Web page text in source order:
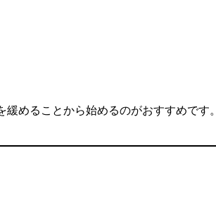
めることから始めるのがおすすめです。